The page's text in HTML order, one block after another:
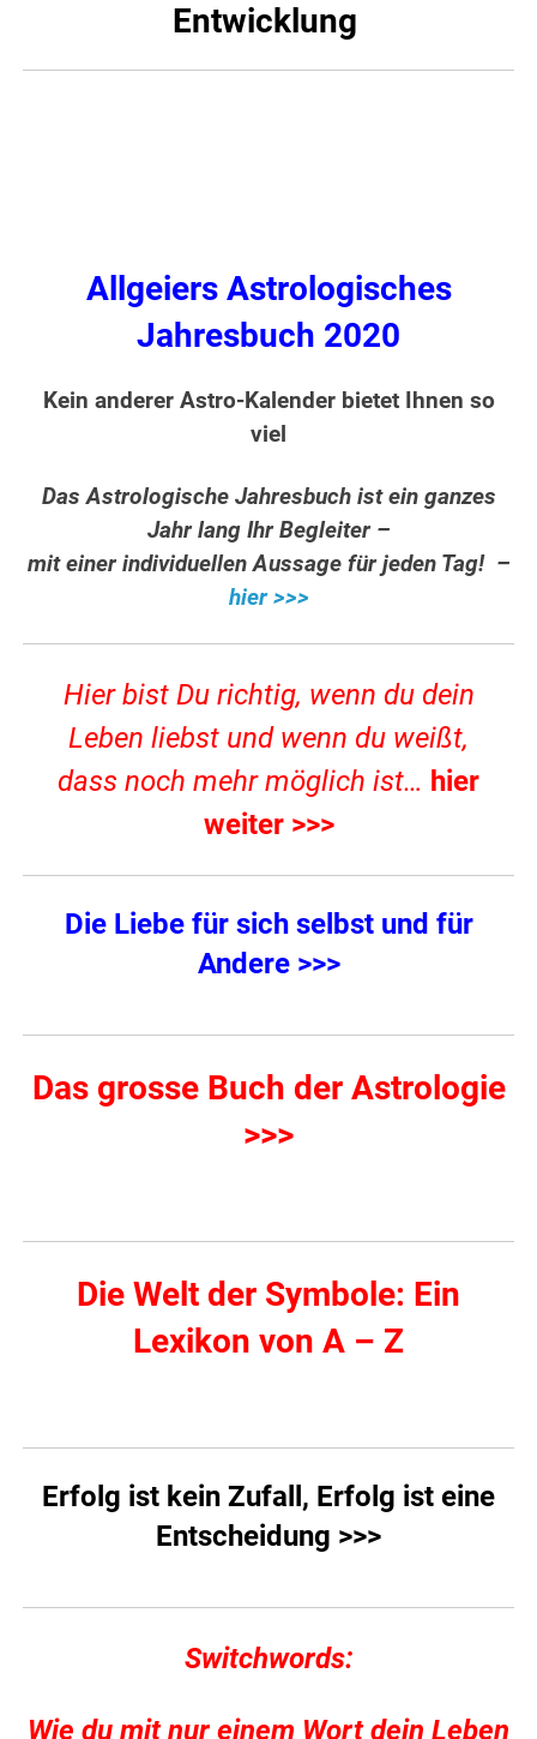
Entwicklung
Allgeiers Astrologisches
Jahresbuch 2020
Kein anderer Astro-Kalender bietet Ihnen so
viel
Das Astrologische Jahresbuch ist ein ganzes
Jahr lang Ihr Begleiter –
mit einer individuellen Aussage für jeden Tag! –
hier >>>
Hier bist Du richtig, wenn du dein
Leben liebst und wenn du weißt,
dass noch mehr möglich ist… hier
weiter >>>
Die Liebe für sich selbst und für
Andere >>>
Das grosse Buch der Astrologie
>>>
Die Welt der Symbole: Ein
Lexikon von A – Z
Erfolg ist kein Zufall, Erfolg ist eine
Entscheidung >>>
Switchwords:
Wie du mit nur einem Wort dein Leben